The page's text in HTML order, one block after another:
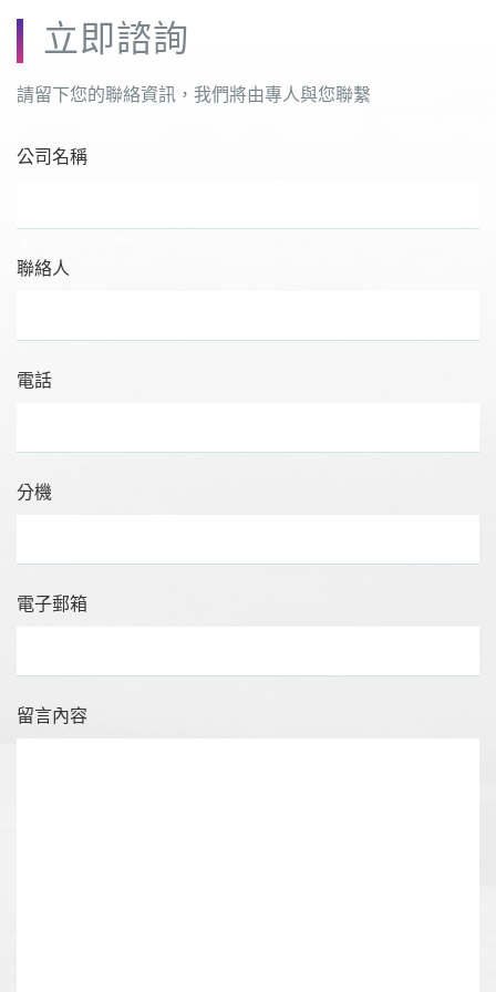
立即諮詢
請留下您的聯絡資訊，我們將由專人與您聯繫
公司名稱
聯絡人
電話
分機
電子郵箱
留言內容